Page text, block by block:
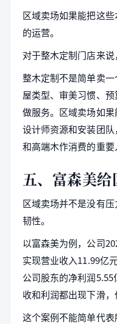
区域卖场如果能把这
的运营。
对于整木定制门店来说
整木定制不是简单卖
屋类型、审美习惯、
做服务。区域卖场如果
设计师资源和安装团
和高端木作消费的重要
五、富森美
区域卖场并不是没有
韧性。
以富森美为例，公司
实现营业收入11.99亿
公司股东的净利润
收和利润都出现下滑，
这个案例不能简单代